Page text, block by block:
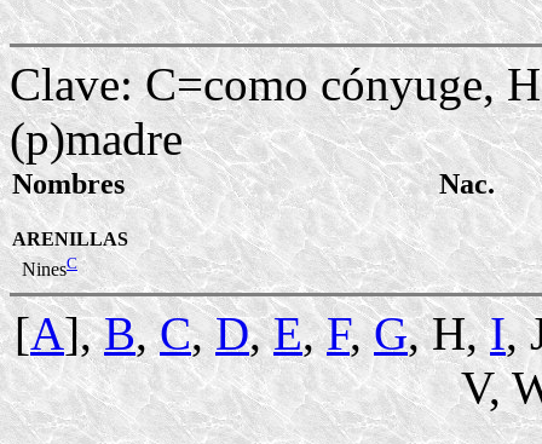
Clave: C=como cónyuge,
(p)madre
Nombres Nac.
ARENILLAS
NinesC
[A],B,C,D,E,F,G, H,I,
V,